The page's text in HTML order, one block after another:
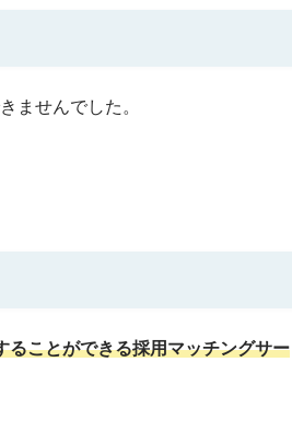
ませんでした。
ることができる採用マッチングサー